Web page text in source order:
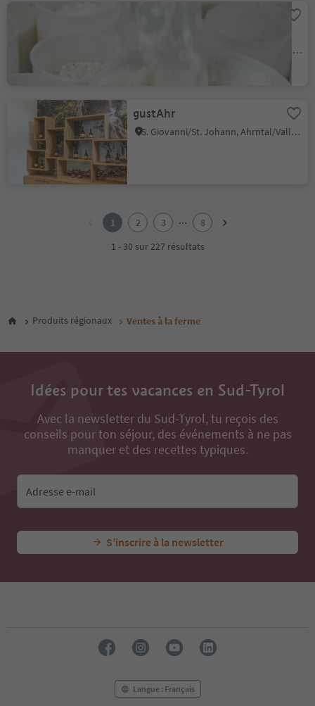
Cheese dairy farm Biohof-
Eggen/Ega, Deutschnofen/Nova Ponente, Dolomites Region Eggental
gustAhr
S. Giovanni/St. Johann, Ahrntal/Valle Aurina, Ahrntal/Valle Aurina
1 2 3 ...
8
1 - 30 sur 227 résultats
Produits régionaux Ventes à la ferme
Idées pour tes vacances en Sud-Tyrol
Avec la newsletter du Sud-Tyrol, tu reçois des
conseils pour ton séjour, des événements à ne pas
manquer et des recettes typiques.
Adresse e-mail
S’inscrire à la newsletter
Langue : Français